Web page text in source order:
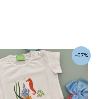
-67%
precio
original
60,30€.
El
precio
actual
20,00€.
Este
tiene